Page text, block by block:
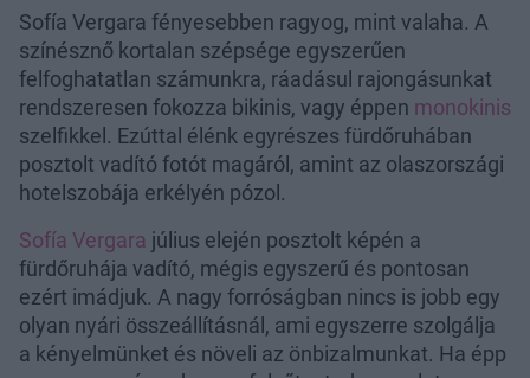
Sofía Vergara fényesebben ragyog, mint valaha. A
színésznő kortalan szépsége egyszerűen
felfoghatatlan számunkra, ráadásul rajongásunkat
rendszeresen fokozza bikinis, vagy éppen monokinis
szelfikkel. Ezúttal élénk egyrészes fürdőruhában
posztolt vadító fotót magáról, amint az olaszországi
hotelszobája erkélyén pózol.
Sofía Vergara július elején posztolt képén a
fürdőruhája vadító, mégis egyszerű és pontosan
ezért imádjuk. A nagy forróságban nincs is jobb egy
olyan nyári összeállításnál, ami egyszerre szolgálja
a kényelmünket és növeli az önbizalmunkat. Ha épp